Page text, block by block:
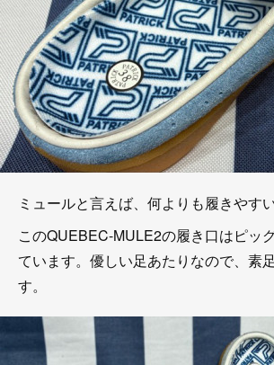
ミュールと言えば、何よりも履きやす
このQUEBEC-MULE2の履き口はピッ
ています。優しい足あたりなので、素
す。